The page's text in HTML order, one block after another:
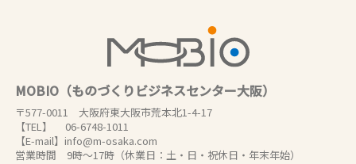
MOBIO（ものづくりビジネスセンター大阪）
〒577-0011 大阪府東大阪市荒本北1-4-17
【TEL】 06-6748-1011
【E-mail】info@m-osaka.com
営業時間 9時～17時（休業日：土・日・祝休日・年末年始）